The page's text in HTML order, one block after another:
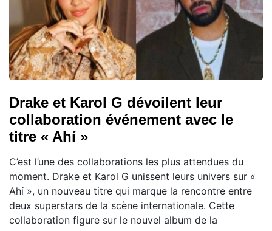
Drake et Karol G dévoilent leur
collaboration événement avec le
titre « Ahí »
C’est l’une des collaborations les plus attendues du
moment. Drake et Karol G unissent leurs univers sur «
Ahí », un nouveau titre qui marque la rencontre entre
deux superstars de la scène internationale. Cette
collaboration figure sur le nouvel album de la